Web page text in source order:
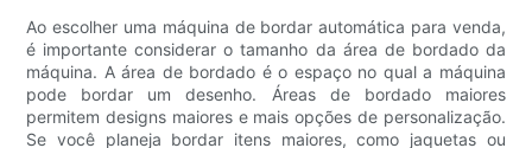
Ao escolher uma máquina de bordar automática para venda,
é importante considerar o tamanho da área de bordado da
máquina. A área de bordado é o espaço no qual a máquina
pode bordar um desenho. Áreas de bordado maiores
permitem designs maiores e mais opções de personalização.
Se você planeja bordar itens maiores, como jaquetas ou